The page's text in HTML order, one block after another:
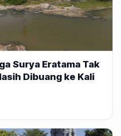
Surya Eratama Tak
Dibuang ke Kali